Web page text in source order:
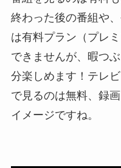
終わった後の番組や
は有料プラン（プレ
できませんが、暇つ
分楽しめます！テレ
で見るのは無料、録
イメージですね。